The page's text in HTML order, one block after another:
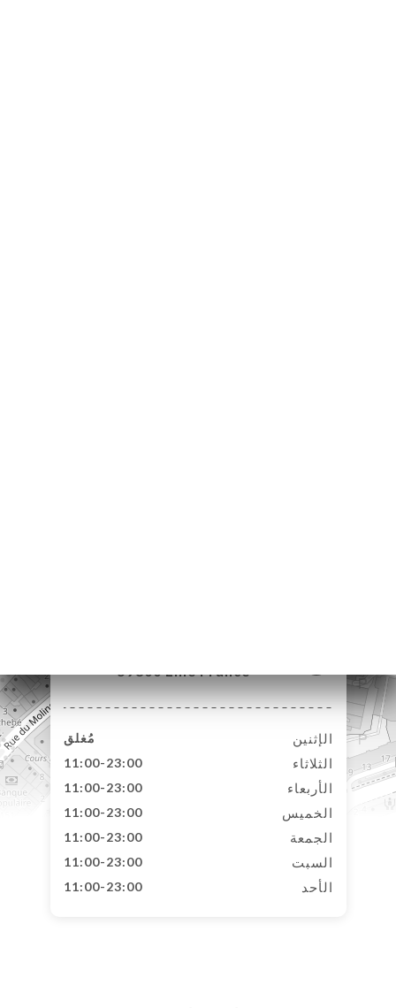
59800 Lille France
الإثنين مُغلق
الثلاثاء 11:00-23:00
الأربعاء 11:00-23:00
الخميس 11:00-23:00
الجمعة 11:00-23:00
السبت 11:00-23:00
الأحد 11:00-23:00